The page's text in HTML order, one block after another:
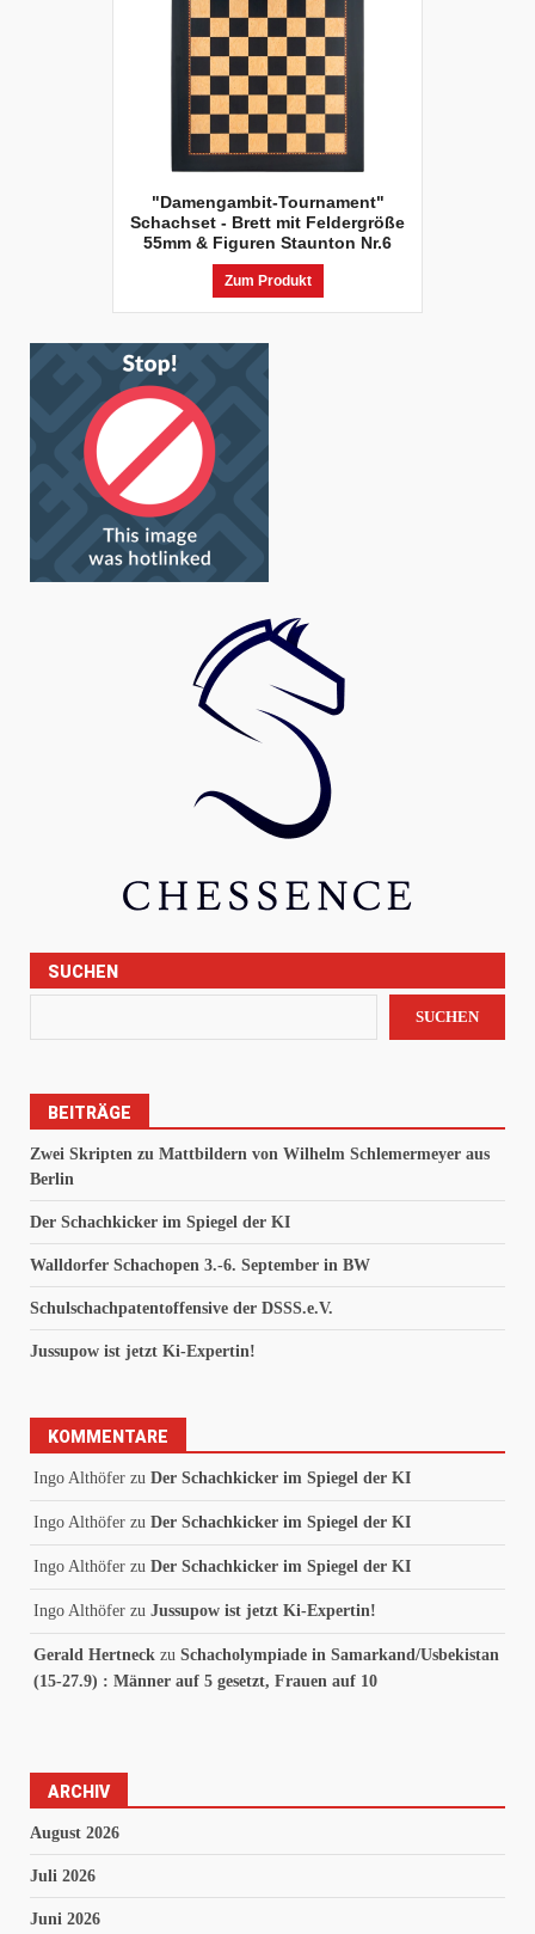
"Damengambit-Tournament"
Schachset - Brett mit Feldergröße
55mm & Figuren Staunton Nr.6
Zum Produkt
SUCHEN
SUCHEN
BEITRÄGE
Zwei Skripten zu Mattbildern von Wilhelm Schlemermeyer aus
Berlin
Der Schachkicker im Spiegel der KI
Walldorfer Schachopen 3.-6. September in BW
Schulschachpatentoffensive der DSSS.e.V.
Jussupow ist jetzt Ki-Expertin!
KOMMENTARE
Ingo Althöfer zu Der Schachkicker im Spiegel der KI
Ingo Althöfer zu Der Schachkicker im Spiegel der KI
Ingo Althöfer zu Der Schachkicker im Spiegel der KI
Ingo Althöfer zu Jussupow ist jetzt Ki-Expertin!
Gerald Hertneck zu Schacholympiade in Samarkand/Usbekistan
(15-27.9) : Männer auf 5 gesetzt, Frauen auf 10
ARCHIV
August 2026
Juli 2026
Juni 2026